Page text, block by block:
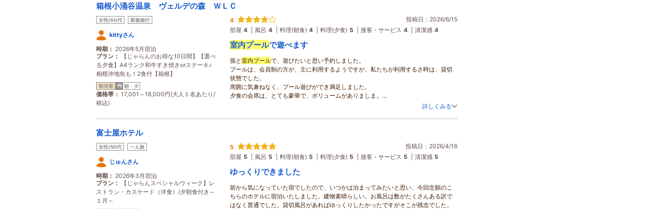
箱根小涌谷温泉 ヴェルデの森 ＷＬＣ
女性/60代 家族旅行
kittyさん
時期
2026年5月宿泊
プラン
【じゃらんのお得な10日間】【選べ
る夕食】A4ランク和牛すき焼きorステーキ♪
相模沖地魚も！2食付【箱根】
和洋室 朝・夕
価格帯
17,001～18,000円(大人１名あたり/
税込)
4
投稿日：2026/6/15
部屋 4 風呂 4 料理(朝食) 4 料理(夕食) 5 接客・サービス 4 清潔感 4
室内プールで遊べます
孫と室内プールで、遊びたいと思い予約しました。
プールは、会員制の方が、主に利用するようですが、私たちが利用するさ時は、貸切
状態でした。
周囲に気兼ねなく、プール遊びができ満足しました。
夕食の会席は、とても豪華で、ボリュームがありましま。
スタッフの方々も、気さくに話しかけてくださり、楽しい時間を過ごせました。
詳しくみる
富士屋ホテル
女性/50代 一人旅
じゅんさん
時期
2026年3月宿泊
プラン
【じゃらんスペシャルウィーク】レ
ストラン・カスケード（洋食）/夕朝食付き～
１月～
5
投稿日：2026/4/16
部屋 5 風呂 5 料理(朝食) 5 料理(夕食) 5 接客・サービス 5 清潔感 5
ゆっくりできました
前から気になっていた宿でしたので、いつかは泊まってみたいと思い、今回念願のこ
ちらのホテルに宿泊いたしました。建物素晴らしい。お風呂は数がたくさんある訳で
はなく普通でした。貸切風呂があればゆっくりしたかったですがそこが残念でした。